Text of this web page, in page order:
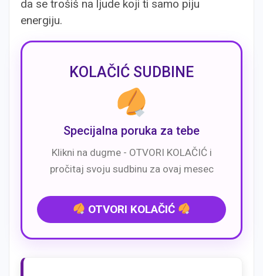
da se trošiš na ljude koji ti samo piju
energiju.
KOLAČIĆ SUDBINE
Specijalna poruka za tebe
Klikni na dugme - OTVORI KOLAČIĆ i
pročitaj svoju sudbinu za ovaj mesec
OTVORI KOLAČIĆ